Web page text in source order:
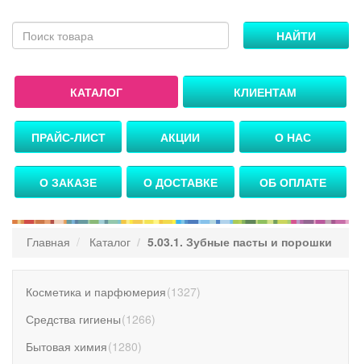
НАЙТИ
КАТАЛОГ КЛИЕНТАМ
ПРАЙС-ЛИСТ АКЦИИ О НАС
О ЗАКАЗЕ О ДОСТАВКЕ ОБ ОПЛАТЕ
Главная Каталог 5.03.1. Зубные пасты и порошки
Косметика и парфюмерия(1327)
Средства гигиены(1266)
Бытовая химия(1280)